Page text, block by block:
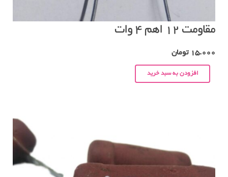
مقاومت ۱۲ اهم ۴ وات
15.000 تومان
افزودن به سبد خرید